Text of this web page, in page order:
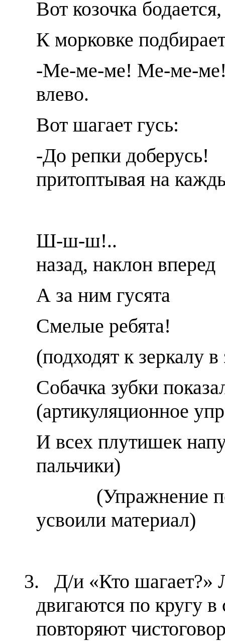
Вот козочка
К морковке
-Ме-ме-ме! Ме-ме-
влево.
Вот шагает
-До репки
притоптывая на
Ш-ш-ш!..
назад, наклон вперед
А за ним
Смелые ребята!
(подходят к зеркалу в
Собачка зубки
(артикуляционное
И всех плутишек
пальчики)
(Упражнение
усвоили материал)
3. Д/и «Кто шагает?»
двигаются по кругу
повторяют